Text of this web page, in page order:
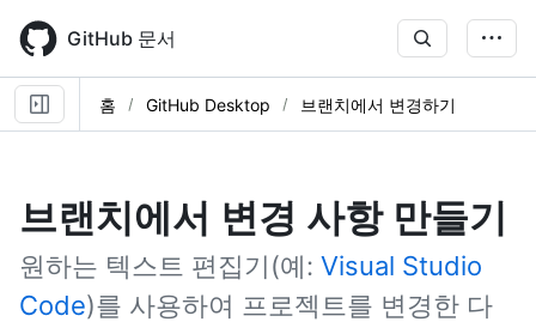
main
content
GitHub 문서
홈 GitHub Desktop 브랜치에서 변경하기
브랜치에서 변경 사항 만들기
원하는 텍스트 편집기(예: Visual Studio
Code)를 사용하여 프로젝트를 변경한 다